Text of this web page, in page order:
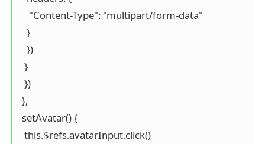
    "Content-Type": "multipart/form-data"
   }
   })
  }
  })
},
setAvatar() {
  this.$refs.avatarInput.click()